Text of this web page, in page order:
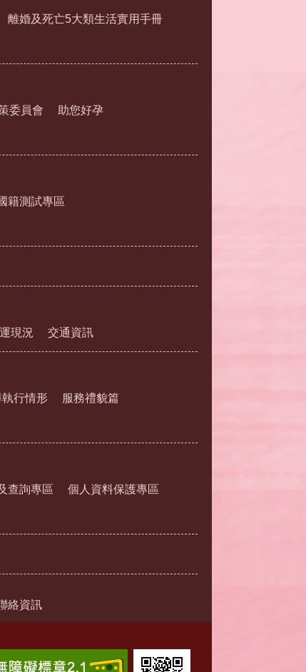
離婚及死亡5大類生活實用手冊
委員會 助您好孕
籍測試專區
現況 交通資訊
行情形 服務禮貌篇
查詢專區 個人資料保護專區
絡資訊